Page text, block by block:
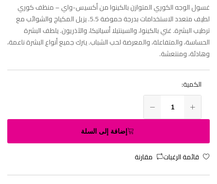
غسول الوجه الكوري المتوازن بالكينوا من أكسيس-واي – منظف كوري
لطيف متعدد الاستخدامات بدرجة حموضة 5.5. يزيل المكياج والشوائب مع
ترطيب البشرة. غني بالكينوا، والسينتيلا أسياتيكا، والآذريون. يلطف البشرة
الحساسة، والمتفاعلة، والمعرضة لحب الشباب. يترك جميع أنواع البشرة ناعمة،
وهادئة، ومنتعشة.
الكمية:
إضافة إلى السلة
قائمة الرغبات مقارنة